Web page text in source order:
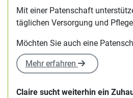
Mit einer Patenschaft
täglichen Versorgung und
Möchten Sie auch eine
Mehr erfahren
Claire sucht weiterhin ein